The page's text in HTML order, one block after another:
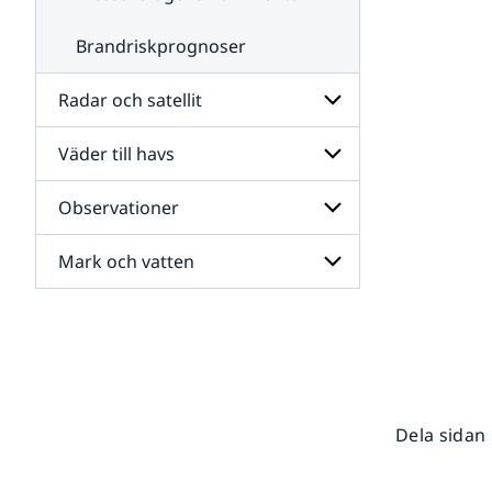
Brandriskprognoser
Radar och satellit
Undersidor
för
Radar
och
satellit
Väder till havs
Undersidor
för
Väder
till
havs
Observationer
Undersidor
för
Mark och vatten
Dela sidan